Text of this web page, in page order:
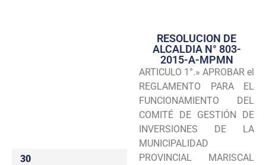
Transparencia
Seguridad
Programas
Intranet
30
RESOLUCION DE
ALCALDIA N° 803-
2015-A-MPMN
ARTICULO 1°.» APROBAR el
REGLAMENTO PARA EL
FUNCIONAMIENTO DEL
COMITÉ DE GESTIÓN DE
INVERSIONES DE LA
MUNICIPALIDAD
PROVINCIAL MARISCAL